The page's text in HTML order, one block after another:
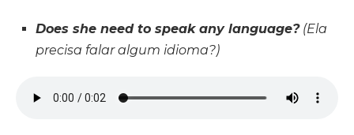
Does she need to speak any language?(Ela
precisa falar algum idioma?)